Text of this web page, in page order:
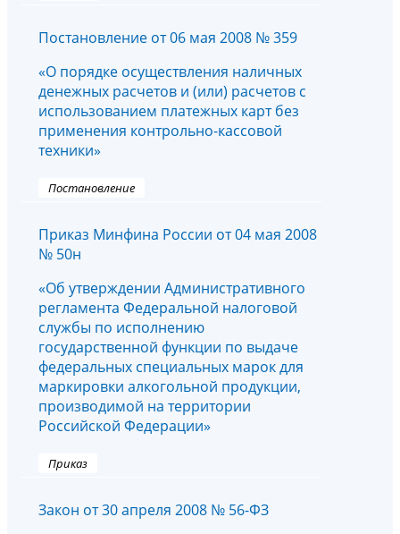
Постановление от 06 мая 2008 № 359
«­­О порядке осуществления наличных
денежных расчетов и (или) расчетов с
использованием платежных карт без
применения контрольно-кассовой
техники»
Постановление
Приказ Минфина России от 04 мая 2008
№ 50н
«Об утверждении Административного
регламента Федеральной налоговой
службы по исполнению
государственной функции по выдаче
федеральных специальных марок для
маркировки алкогольной продукции,
производимой на территории
Российской Федерации»
Приказ
Закон от 30 апреля 2008 № 56-ФЗ